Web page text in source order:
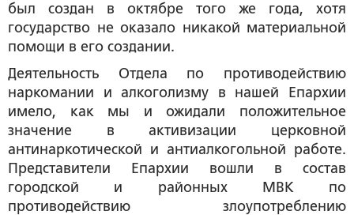
был создан в октябре того же года, хотя
государство не оказало никакой материальной
помощи в его создании.
Деятельность Отдела по противодействию
наркомании и алкоголизму в нашей Епархии
имело, как мы и ожидали положительное
значение в активизации церковной
антинаркотической и антиалкогольной работе.
Представители Епархии вошли в состав
городской и районных МВК по
противодействию злоупотреблению